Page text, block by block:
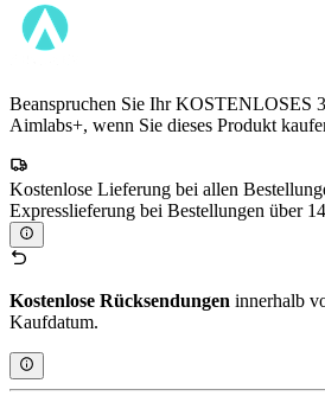
Beanspruchen Sie Ihr KOSTENLOSES
Aimlabs+, wenn Sie dieses Produkt
Kostenlose Lieferung bei allen
Expresslieferung bei Bestellungen über
Kostenlose Rücksendungen innerhalb
Kaufdatum.